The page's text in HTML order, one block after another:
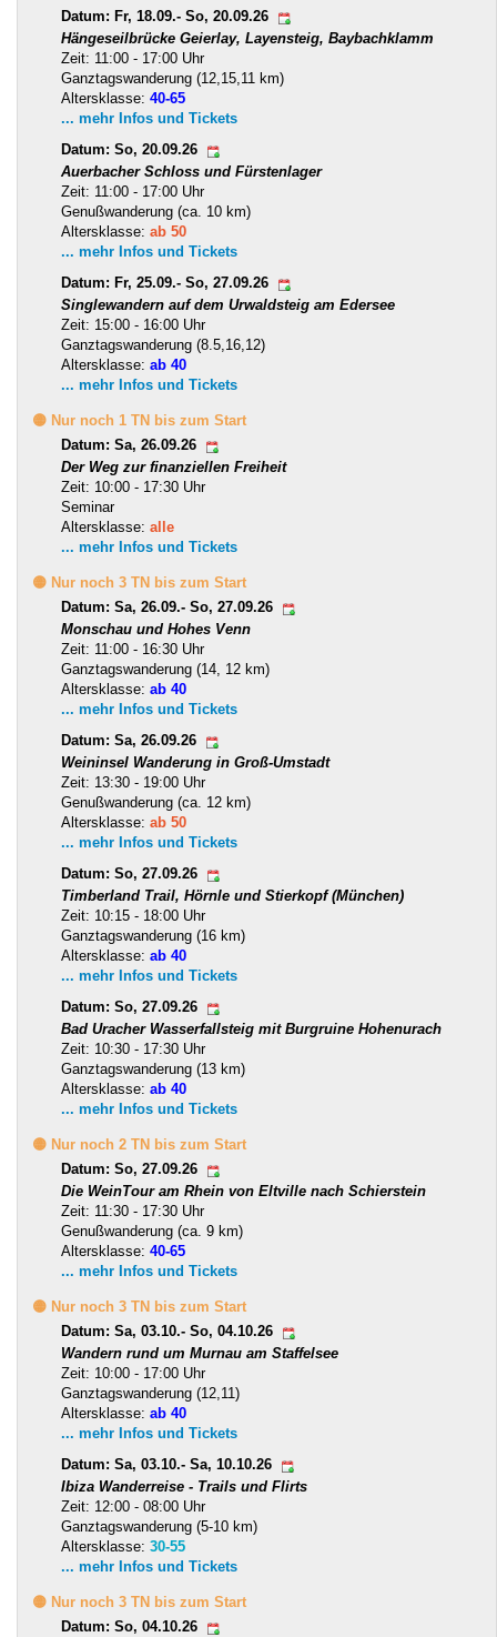
Datum: Fr, 18.09.- So, 20.09.26
Hängeseilbrücke Geierlay, Layensteig, Baybachklamm
Zeit: 11:00 - 17:00 Uhr
Ganztagswanderung (12,15,11 km)
Altersklasse: 40-65
... mehr Infos und Tickets
Datum: So, 20.09.26
Auerbacher Schloss und Fürstenlager
Zeit: 11:00 - 17:00 Uhr
Genußwanderung (ca. 10 km)
Altersklasse: ab 50
... mehr Infos und Tickets
Datum: Fr, 25.09.- So, 27.09.26
Singlewandern auf dem Urwaldsteig am Edersee
Zeit: 15:00 - 16:00 Uhr
Ganztagswanderung (8.5,16,12)
Altersklasse: ab 40
... mehr Infos und Tickets
🟡 Nur noch 1 TN bis zum Start
Datum: Sa, 26.09.26
Der Weg zur finanziellen Freiheit
Zeit: 10:00 - 17:30 Uhr
Seminar
Altersklasse: alle
... mehr Infos und Tickets
🟡 Nur noch 3 TN bis zum Start
Datum: Sa, 26.09.- So, 27.09.26
Monschau und Hohes Venn
Zeit: 11:00 - 16:30 Uhr
Ganztagswanderung (14, 12 km)
Altersklasse: ab 40
... mehr Infos und Tickets
Datum: Sa, 26.09.26
Weininsel Wanderung in Groß-Umstadt
Zeit: 13:30 - 19:00 Uhr
Genußwanderung (ca. 12 km)
Altersklasse: ab 50
... mehr Infos und Tickets
Datum: So, 27.09.26
Timberland Trail, Hörnle und Stierkopf (München)
Zeit: 10:15 - 18:00 Uhr
Ganztagswanderung (16 km)
Altersklasse: ab 40
... mehr Infos und Tickets
Datum: So, 27.09.26
Bad Uracher Wasserfallsteig mit Burgruine Hohenurach
Zeit: 10:30 - 17:30 Uhr
Ganztagswanderung (13 km)
Altersklasse: ab 40
... mehr Infos und Tickets
🟡 Nur noch 2 TN bis zum Start
Datum: So, 27.09.26
Die WeinTour am Rhein von Eltville nach Schierstein
Zeit: 11:30 - 17:30 Uhr
Genußwanderung (ca. 9 km)
Altersklasse: 40-65
... mehr Infos und Tickets
🟡 Nur noch 3 TN bis zum Start
Datum: Sa, 03.10.- So, 04.10.26
Wandern rund um Murnau am Staffelsee
Zeit: 10:00 - 17:00 Uhr
Ganztagswanderung (12,11)
Altersklasse: ab 40
... mehr Infos und Tickets
Datum: Sa, 03.10.- Sa, 10.10.26
Ibiza Wanderreise - Trails und Flirts
Zeit: 12:00 - 08:00 Uhr
Ganztagswanderung (5-10 km)
Altersklasse: 30-55
... mehr Infos und Tickets
🟡 Nur noch 3 TN bis zum Start
Datum: So, 04.10.26